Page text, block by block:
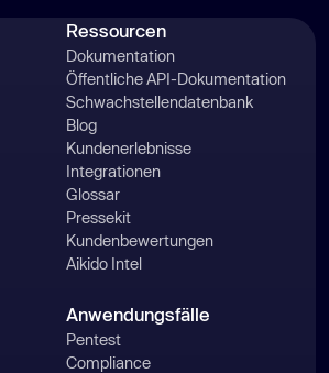
Ressourcen
Dokumentation
Öffentliche API-Dokumentation
Schwachstellendatenbank
Blog
Kundenerlebnisse
Integrationen
Glossar
Pressekit
Kundenbewertungen
Aikido Intel
Anwendungsfälle
Pentest
Compliance